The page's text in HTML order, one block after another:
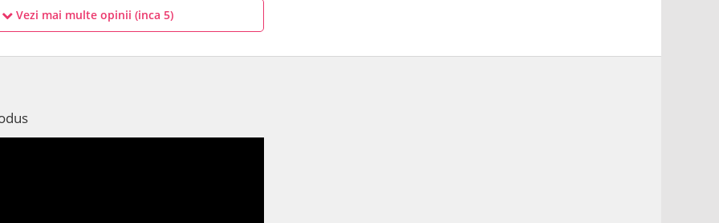
Vezi mai multe opinii (inca 5)